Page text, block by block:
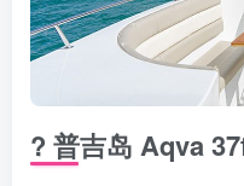
? 普吉岛 Aqva